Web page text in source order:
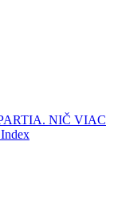
NIČ VIAC